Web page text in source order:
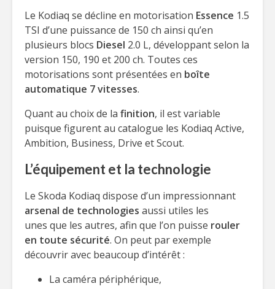
Le Kodiaq se décline en motorisation Essence 1.5
TSI d’une puissance de 150 ch ainsi qu’en
plusieurs blocs Diesel 2.0 L, développant selon la
version 150, 190 et 200 ch. Toutes ces
motorisations sont présentées en boîte
automatique 7 vitesses.
Quant au choix de la finition, il est variable
puisque figurent au catalogue les Kodiaq Active,
Ambition, Business, Drive et Scout.
L’équipement et la technologie
Le Skoda Kodiaq dispose d’un impressionnant
arsenal de technologies aussi utiles les
unes que les autres, afin que l’on puisse rouler
en toute sécurité. On peut par exemple
découvrir avec beaucoup d’intérêt :
La caméra périphérique,